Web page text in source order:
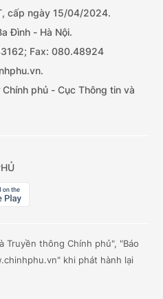
cấp ngày 15/04/2024.
Đình - Hà Nội.
Fax: 080.48924
phủ - Cục Thông tin và
Truyền thông Chính phủ", "Báo
khi phát hành lại